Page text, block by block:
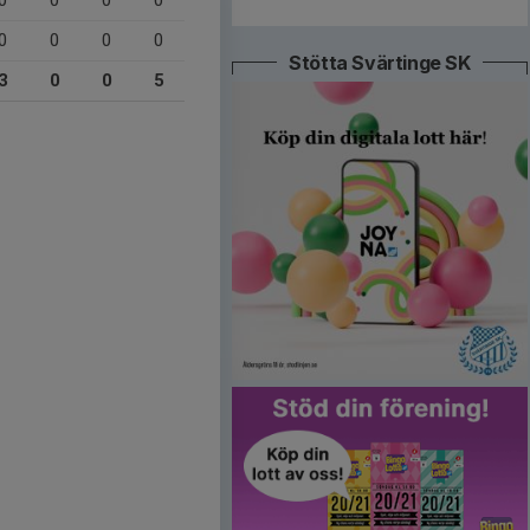
0 0
0
3 0 0 5
Stötta Svärtinge SK